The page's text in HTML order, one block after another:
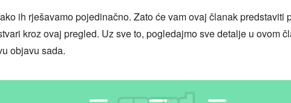
ih rješavamo pojedinačno. Zato će vam ovaj članak predstaviti
kroz ovaj pregled. Uz sve to, pogledajmo sve detalje u ovom
objavu sada.